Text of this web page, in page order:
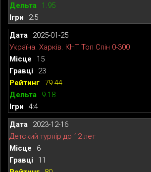
1.95
2:5
2025-01-25
Україна. Харків. КНТ Топ Спін 0-300
15
23
79.44
9.18
4:4
2023-12-16
Детский турнір до 12 лет
6
11